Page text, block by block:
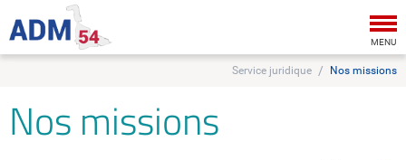
MENU
Service juridique Nos missions
Nos missions